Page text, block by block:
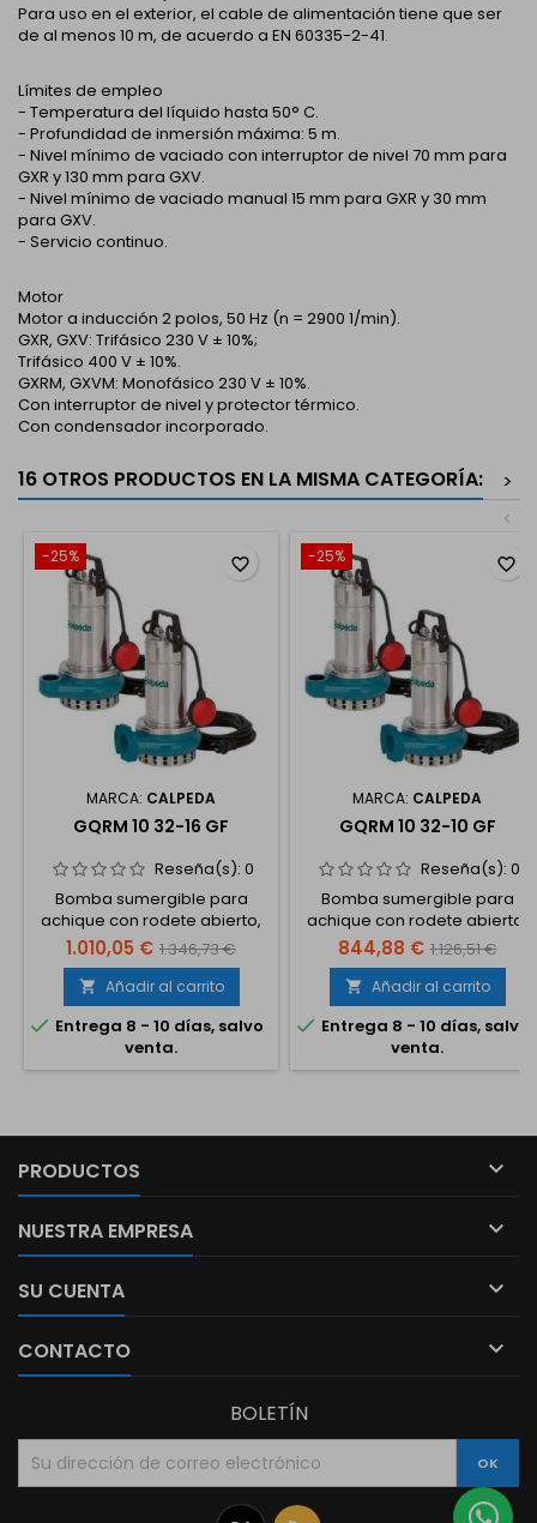
Para uso en el exterior, el cable de alimentación tiene que ser
de al menos 10 m, de acuerdo a EN 60335-2-41.
Límites de empleo
- Temperatura del líquido hasta 50° C.
- Profundidad de inmersión máxima: 5 m.
- Nivel mínimo de vaciado con interruptor de nivel 70 mm para
GXR y 130 mm para GXV.
- Nivel mínimo de vaciado manual 15 mm para GXR y 30 mm
para GXV.
- Servicio continuo.
Motor
Motor a inducción 2 polos, 50 Hz (n = 2900 1/min).
GXR, GXV: Trifásico 230 V ± 10%;
Trifásico 400 V ± 10%.
GXRM, GXVM: Monofásico 230 V ± 10%.
Con interruptor de nivel y protector térmico.
Con condensador incorporado.
16 OTROS PRODUCTOS EN LA MISMA CATEGORÍA:
>
<
-25%
MARCA: CALPEDA
GQRM 10 32-16 GF
Reseña(s): 0
Bomba sumergible para
achique con rodete abierto,
con boca de impulsión
horizontal roscada y bridas
(DN 32, PN 6 - G 1 1/2), 0,9 kW,
1,2 CV, monofásico 230 V. Con
boya magnética
1.010,05 € 1.346,73 €
 Añadir al carrito
 Entrega 8 - 10 días, salvo
venta.
favorite_border -25%
MARCA: CALPEDA
GQRM 10 32-10 GF
Reseña(s): 0
Bomba sumergible para
achique con rodete abierto,
con boca de impulsión
horizontal roscada y bridas
(DN 32, PN 6 - G 1 1/2), 0,45 kW,
0,6 CV, monofásico 230 V
844,88 € 1.126,51 €
 Añadir al carrito
 Entrega 8 - 10 días, salvo
venta.
favorite_border
PRODUCTOS 
NUESTRA EMPRESA 
SU CUENTA 
CONTACTO 
BOLETÍN